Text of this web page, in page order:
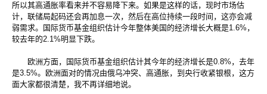
所以其高通胀率看来并不容易降下来。如果是这样的话，现时市场估
计，联储局起码还会再加息一次，然后在高位持续一段时间，这亦会减
弱需求。国际货币基金组织估计今年整体美国的经济增长大概是1.6%，
较去年的2.1%明显下跌。
欧洲方面，国际货币基金组织估计其今年的经济增长是0.8%，去年
是3.5%。欧洲面对的情况由俄乌冲突、高通胀，到央行收紧银根，这方
面大家都很清楚，我不再详细地说。